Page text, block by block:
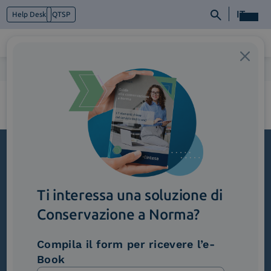
Help Desk QTSP IT
Cosa facciamo
facescan
Iscriviti alla newsletter
Novità, iniziative ed eventi dal mondo della
trasformazione digitale.
Ti interessa una soluzione di
Conservazione a Norma?
Compila il form per ricevere l’e-
Book